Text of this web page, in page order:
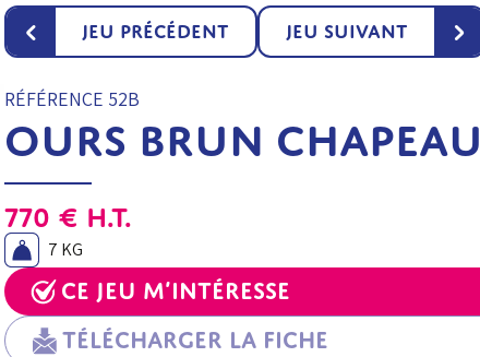
‹ Jeu précédent Jeu suivant ›
RÉFÉRENCE 52B
OURS BRUN CHAPEAU
770 € H.T.
7 KG
Ce jeu m’intéresse
Télécharger la fiche